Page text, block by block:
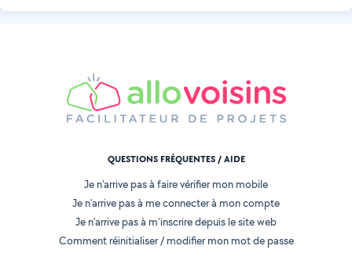
QUESTIONS FRÉQUENTES / AIDE
Je n'arrive pas à faire vérifier mon mobile
Je n'arrive pas à me connecter à mon compte
Je n'arrive pas à m'inscrire depuis le site web
Comment réinitialiser / modifier mon mot de passe